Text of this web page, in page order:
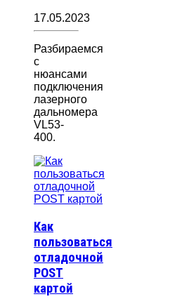
17.05.2023
Разбираемся
с
нюансами
подключения
лазерного
дальномера
VL53-
400.
Как
пользоваться
отладочной
POST
картой